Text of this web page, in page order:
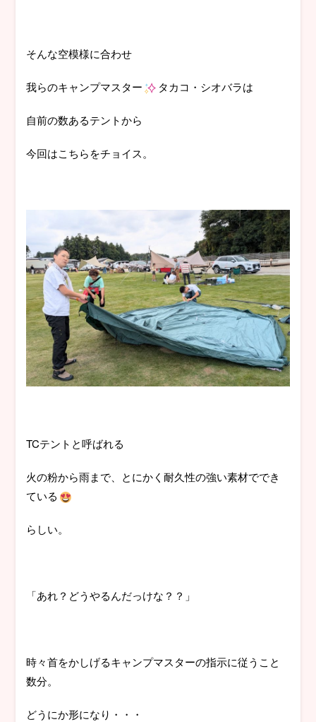
そんな空模様に合わせ
我らのキャンプマスター タカコ・シオバラは
自前の数あるテントから
今回はこちらをチョイス。
TCテントと呼ばれる
火の粉から雨まで、とにかく耐久性の強い素材ででき
ている
らしい。
「あれ？どうやるんだっけな？？」
時々首をかしげるキャンプマスターの指示に従うこと
数分。
どうにか形になり・・・